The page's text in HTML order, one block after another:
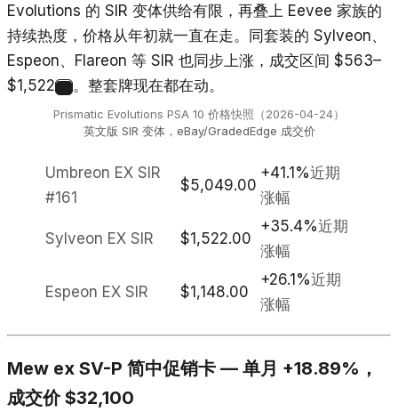
Evolutions 的 SIR 变体供给有限，再叠上 Eevee 家族的
持续热度，价格从年初就一直在走。同套装的 Sylveon、
Espeon、Flareon 等 SIR 也同步上涨，成交区间 $563–
$1,522
。整套牌现在都在动。
Prismatic Evolutions PSA 10 价格快照（2026-04-24）
英文版 SIR 变体，eBay/GradedEdge 成交价
Umbreon EX SIR
#161
$5,049.00
+41.1%近期
涨幅
Sylveon EX SIR $1,522.00
+35.4%近期
涨幅
Espeon EX SIR $1,148.00
+26.1%近期
涨幅
Mew ex SV-P 简中促销卡 — 单月 +18.89%，
成交价 $32,100